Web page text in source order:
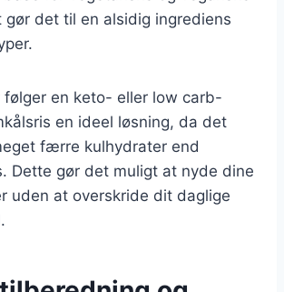
gør det til en alsidig ingrediens
følger en keto- eller low carb-
en ideel løsning, da det
færre kulhydrater end
Dette gør det muligt at nyde dine
uden at overskride dit daglige